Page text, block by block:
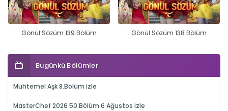
Gönül Sözüm 139.Bölüm Gönül Sözüm 138.Bölüm
Bugünkü Bölümler
Muhtemel Aşk 8.Bölüm izle
MasterChef 2026 50.Bölüm 6 Ağustos izle